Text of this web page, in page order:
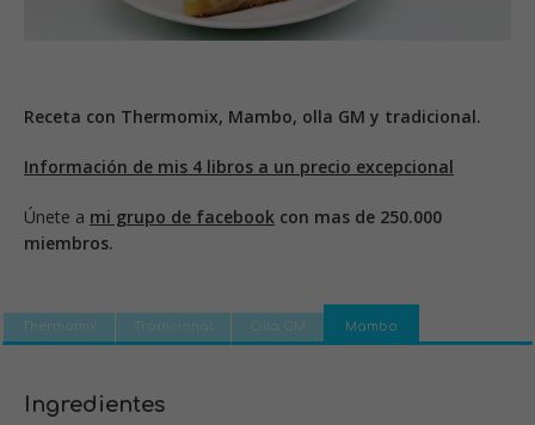
Receta con Thermomix, Mambo, olla GM y tradicional.
Información de mis 4 libros a un precio excepcional
Únete a mi grupo de facebook con mas de 250.000
miembros.
Thermomix Tradicional Olla GM Mambo
Ingredientes